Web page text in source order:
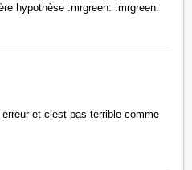
hypothèse :mrgreen: :mrgreen:
et c’est pas terrible comme